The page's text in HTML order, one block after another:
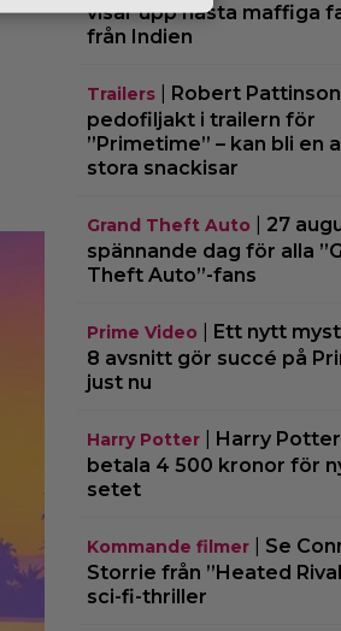
visar upp nästa maffiga
från Indien
Trailers| Robert
pedofiljakt i trailern för
”Primetime” – kan bli en
stora snackisar
Grand Theft Auto
27
spännande dag för alla
Theft Auto”-fans
Prime Video
Ett nytt
8 avsnitt gör succé på
just nu
Harry Potter| Harry
betala 4 500 kronor för
setet
Kommande filmer| Se
Storrie från ”Heated
sci-fi-thriller